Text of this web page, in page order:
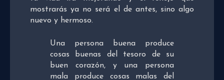
mostrarás ya no será el de antes, sino algo
nuevo y hermoso.
Una persona buena produce
cosas buenas del tesoro de su
buen corazón, y una persona
mala produce cosas malas del